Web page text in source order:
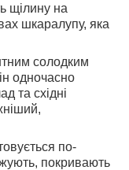
щілину на
шкаралупу, яка
солодким
одночасно
та східні
по-
покривають